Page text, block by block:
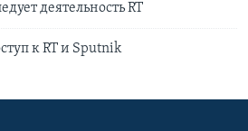
деятельность RT
к RT и Sputnik